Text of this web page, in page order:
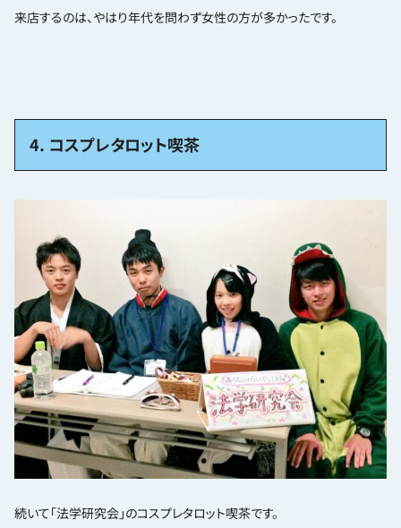
来店するのは、やはり年代を問わず女性の方が多かったです。
4. コスプレタロット喫茶
続いて「法学研究会」のコスプレタロット喫茶です。